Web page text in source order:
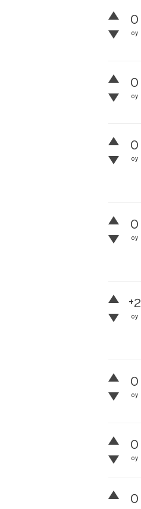
0
oy
0
oy
0
oy
0
oy
+2
oy
0
oy
0
oy
0